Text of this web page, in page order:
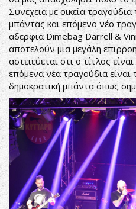
Συνέχεια με οικεία
μπάντας και επόμενο νέο
αδερφια Dimebag Darrell &
αποτελούν μια μεγάλη
αστειεύεται οτι ο τίτλος
επόμενα νέα τραγούδια είναι
δημοκρατική μπάντα όπως